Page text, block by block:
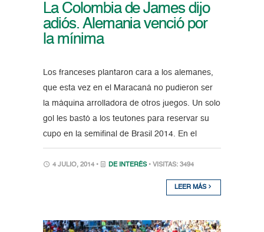
La Colombia de James dijo
adiós. Alemania venció por
la mínima
Los franceses plantaron cara a los alemanes,
que esta vez en el Maracaná no pudieron ser
la máquina arrolladora de otros juegos. Un solo
gol les bastó a los teutones para reservar su
cupo en la semifinal de Brasil 2014. En el
4 JULIO, 2014 • DE INTERÉS • VISITAS: 3494
LEER MÁS